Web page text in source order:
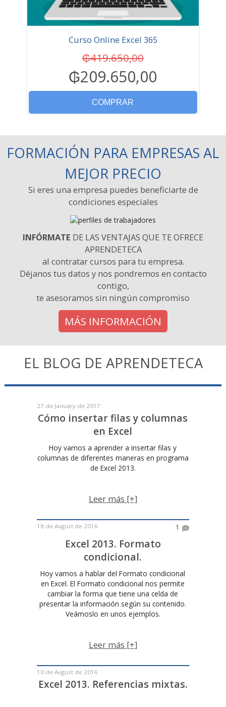
Curso Online Excel 365
₲419.650,00
₲209.650,00
COMPRAR
FORMACIÓN PARA EMPRESAS AL
MEJOR PRECIO
Si eres una empresa puedes beneficiarte de
condiciones especiales
INFÓRMATE DE LAS VENTAJAS QUE TE OFRECE
APRENDETECA
al contratar cursos para tu empresa.
Déjanos tus datos y nos pondremos en contacto
contigo,
te asesoramos sin ningún compromiso
MÁS INFORMACIÓN
EL BLOG DE APRENDETECA
27 de January de 2017
Cómo insertar filas y columnas
en Excel
Hoy vamos a aprender a insertar filas y
columnas de diferentes maneras en programa
de Excel 2013.
Leer más [+]
18 de August de 2016 1
Excel 2013. Formato
condicional.
Hoy vamos a hablar del Formato condicional
en Excel. El Formato condicional nos permite
cambiar la forma que tiene una celda de
presentar la información según su contenido.
Veámoslo en unos ejemplos.
Leer más [+]
10 de August de 2016
Excel 2013. Referencias mixtas.